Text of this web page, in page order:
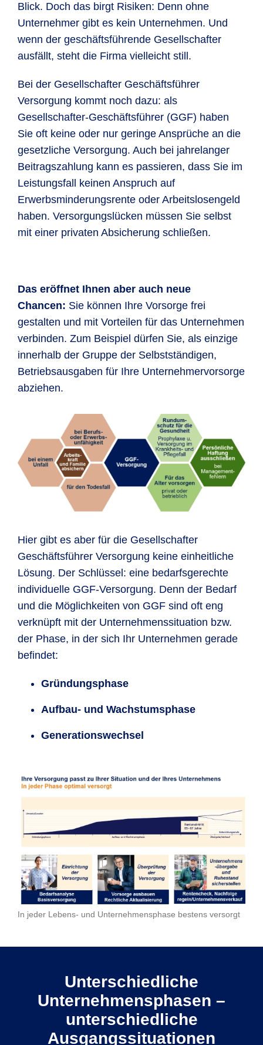
Blick. Doch das birgt Risiken: Denn ohne
Unternehmer gibt es kein Unternehmen. Und
wenn der geschäftsführende Gesellschafter
ausfällt, steht die Firma vielleicht still.
Bei der Gesellschafter Geschäftsführer
Versorgung kommt noch dazu: als
Gesellschafter-Geschäftsführer (GGF) haben
Sie oft keine oder nur geringe Ansprüche an die
gesetzliche Versorgung. Auch bei jahrelanger
Beitragszahlung kann es passieren, dass Sie im
Leistungsfall keinen Anspruch auf
Erwerbsminderungsrente oder Arbeitslosengeld
haben. Versorgungslücken müssen Sie selbst
mit einer privaten Absicherung schließen.
Das eröffnet Ihnen aber auch neue
Chancen: Sie können Ihre Vorsorge frei
gestalten und mit Vorteilen für das Unternehmen
verbinden. Zum Beispiel dürfen Sie, als einzige
innerhalb der Gruppe der Selbstständigen,
Betriebsausgaben für Ihre Unternehmervorsorge
abziehen.
In jeder Lebens- und Unternehmensphase bestens versorgt
Hier gibt es aber für die Gesellschafter
Geschäftsführer Versorgung keine einheitliche
Lösung. Der Schlüssel: eine bedarfsgerechte
individuelle GGF-Versorgung. Denn der Bedarf
und die Möglichkeiten von GGF sind oft eng
verknüpft mit der Unternehmenssituation bzw.
der Phase, in der sich Ihr Unternehmen gerade
befindet:
Gründungsphase
Aufbau- und Wachstumsphase
Generationswechsel
Unterschiedliche
Unternehmensphasen –
unterschiedliche
Ausgangssituationen